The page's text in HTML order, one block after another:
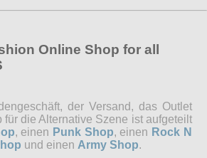
Online Shop for all
der Versand, das Outlet
für die Alternative Szene ist aufgeteilt
, einen Punk Shop, einen Rock N
und einen Army Shop.